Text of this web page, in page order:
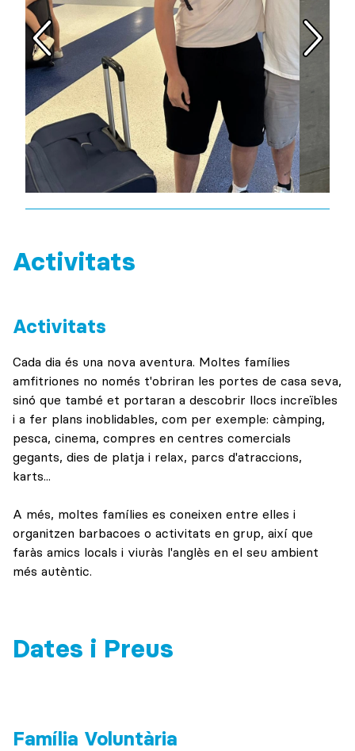
Activitats
Activitats
Cada dia és una nova aventura. Moltes famílies
amfitriones no només t'obriran les portes de casa seva,
sinó que també et portaran a descobrir llocs increïbles
i a fer plans inoblidables, com per exemple: càmping,
pesca, cinema, compres en centres comercials
gegants, dies de platja i relax, parcs d'atraccions,
karts...
A més, moltes famílies es coneixen entre elles i
organitzen barbacoes o activitats en grup, així que
faràs amics locals i viuràs l'anglès en el seu ambient
més autèntic.
Dates i Preus
Família Voluntària